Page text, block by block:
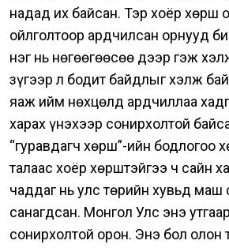
надад их байсан. Тэр хоёр хөрш
ойлголтоор ардчилсан орнууд
нэг нь нөгөөгөөсөө дээр гэж
зүгээр л бодит байдлыг хэлж
яаж ийм нөхцөлд ардчиллаа
харах үнэхээр сонирхолтой
“гуравдагч хөрш”-ийн бодлогоо
талаас хоёр хөрштэйгээ ч сайн
чаддаг нь улс төрийн хувьд маш
санагдсан. Монгол Улс энэ
сонирхолтой орон. Энэ бол олон